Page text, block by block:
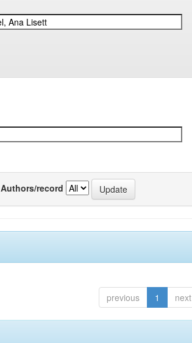
Authors/record
previous 1 next